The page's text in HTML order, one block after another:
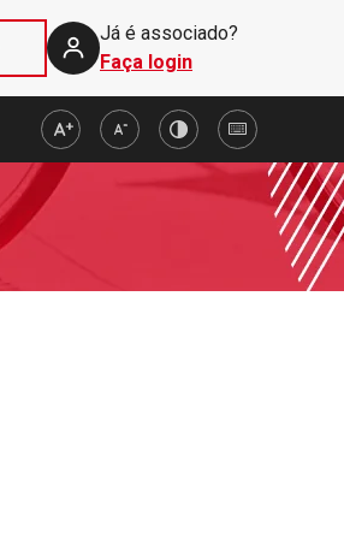
Já é associado?
Faça login